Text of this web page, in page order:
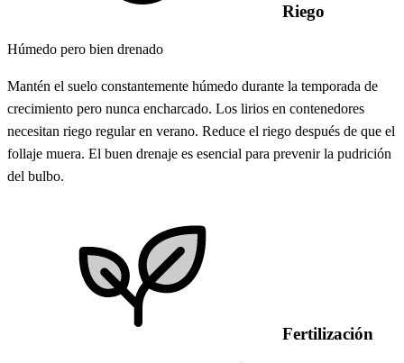
Riego
Húmedo pero bien drenado
Mantén el suelo constantemente húmedo durante la temporada de
crecimiento pero nunca encharcado. Los lirios en contenedores
necesitan riego regular en verano. Reduce el riego después de que el
follaje muera. El buen drenaje es esencial para prevenir la pudrición
del bulbo.
Fertilización